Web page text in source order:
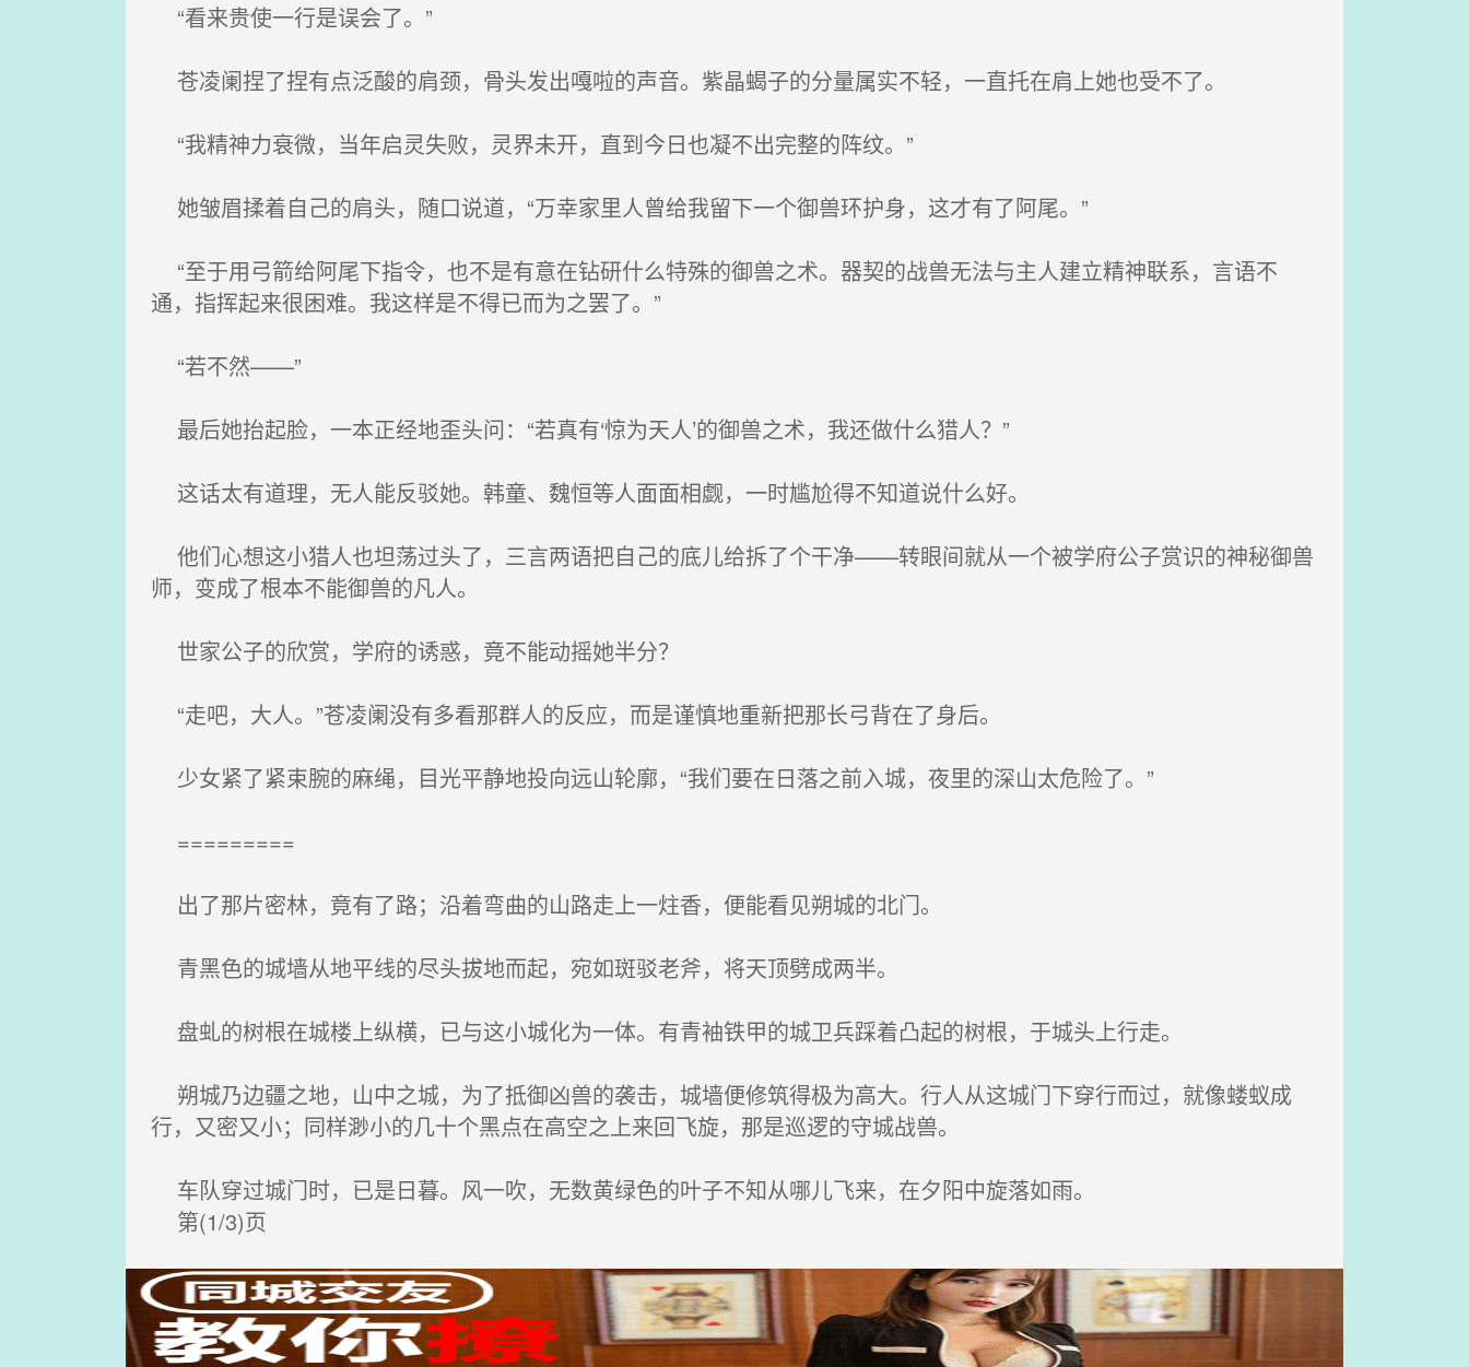
“看来贵使一行是误会了。”
苍凌阑捏了捏有点泛酸的肩颈，骨头发出嘎啦的声音。紫晶蝎子的分量属实不轻，一直托在肩上她也受不了。
“我精神力衰微，当年启灵失败，灵界未开，直到今日也凝不出完整的阵纹。”
她皱眉揉着自己的肩头，随口说道，“万幸家里人曾给我留下一个御兽环护身，这才有了阿尾。”
“至于用弓箭给阿尾下指令，也不是有意在钻研什么特殊的御兽之术。器契的战兽无法与主人建立精神联系，言语不
通，指挥起来很困难。我这样是不得已而为之罢了。”
“若不然——”
最后她抬起脸，一本正经地歪头问：“若真有‘惊为天人’的御兽之术，我还做什么猎人？”
这话太有道理，无人能反驳她。韩童、魏恒等人面面相觑，一时尴尬得不知道说什么好。
他们心想这小猎人也坦荡过头了，三言两语把自己的底儿给拆了个干净——转眼间就从一个被学府公子赏识的神秘御兽
师，变成了根本不能御兽的凡人。
世家公子的欣赏，学府的诱惑，竟不能动摇她半分？
“走吧，大人。”苍凌阑没有多看那群人的反应，而是谨慎地重新把那长弓背在了身后。
少女紧了紧束腕的麻绳，目光平静地投向远山轮廓，“我们要在日落之前入城，夜里的深山太危险了。”
=========
出了那片密林，竟有了路；沿着弯曲的山路走上一炷香，便能看见朔城的北门。
青黑色的城墙从地平线的尽头拔地而起，宛如斑驳老斧，将天顶劈成两半。
盘虬的树根在城楼上纵横，已与这小城化为一体。有青袖铁甲的城卫兵踩着凸起的树根，于城头上行走。
朔城乃边疆之地，山中之城，为了抵御凶兽的袭击，城墙便修筑得极为高大。行人从这城门下穿行而过，就像蝼蚁成
行，又密又小；同样渺小的几十个黑点在高空之上来回飞旋，那是巡逻的守城战兽。
车队穿过城门时，已是日暮。风一吹，无数黄绿色的叶子不知从哪儿飞来，在夕阳中旋落如雨。
第(1/3)页